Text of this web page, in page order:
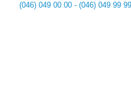
(046) 049 00 00 - (046) 049 99 99